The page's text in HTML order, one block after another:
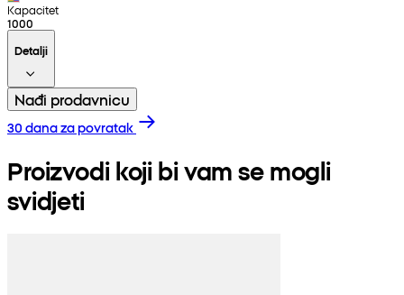
Kapacitet
1000
Detalji
Nađi prodavnicu
30 dana za povratak
Proizvodi koji bi vam se mogli
svidjeti